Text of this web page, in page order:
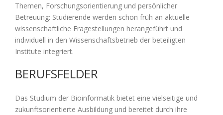
Themen, Forschungsorientierung und persönlicher
Betreuung: Studierende werden schon früh an aktuelle
wissenschaftliche Fragestellungen herangeführt und
individuell in den Wissenschaftsbetrieb der beteiligten
Institute integriert.
BERUFSFELDER
Das Studium der Bioinformatik bietet eine vielseitige und
zukunftsorientierte Ausbildung und bereitet durch ihre